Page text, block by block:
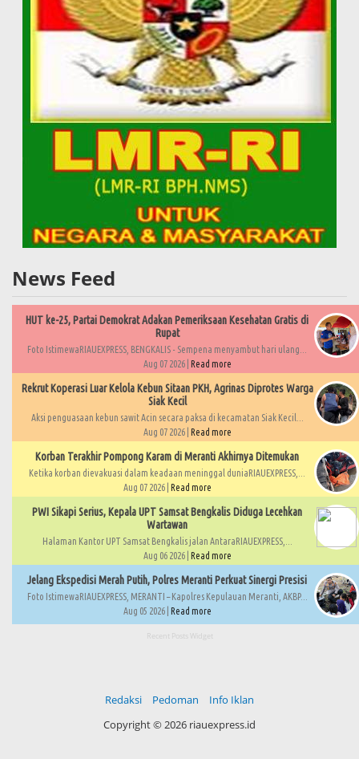
News Feed
HUT ke-25, Partai Demokrat Adakan Pemeriksaan Kesehatan Gratis di
Rupat
Foto IstimewaRIAUEXPRESS, BENGKALIS - Sempena menyambut hari ulang...
Aug 07 2026 | Read more
Rekrut Koperasi Luar Kelola Kebun Sitaan PKH, Agrinas Diprotes Warga
Siak Kecil
Aksi penguasaan kebun sawit Acin secara paksa di kecamatan Siak Kecil...
Aug 07 2026 | Read more
Korban Terakhir Pompong Karam di Meranti Akhirnya Ditemukan
Ketika korban dievakuasi dalam keadaan meninggal duniaRIAUEXPRESS,...
Aug 07 2026 | Read more
PWI Sikapi Serius, Kepala UPT Samsat Bengkalis Diduga Lecehkan
Wartawan
Halaman Kantor UPT Samsat Bengkalis jalan AntaraRIAUEXPRESS,...
Aug 06 2026 | Read more
Jelang Ekspedisi Merah Putih, Polres Meranti Perkuat Sinergi Presisi
Foto IstimewaRIAUEXPRESS, MERANTI – Kapolres Kepulauan Meranti, AKBP...
Aug 05 2026 | Read more
Recent Posts Widget
Redaksi Pedoman
Info Iklan
Copyright © 2026 riauexpress.id